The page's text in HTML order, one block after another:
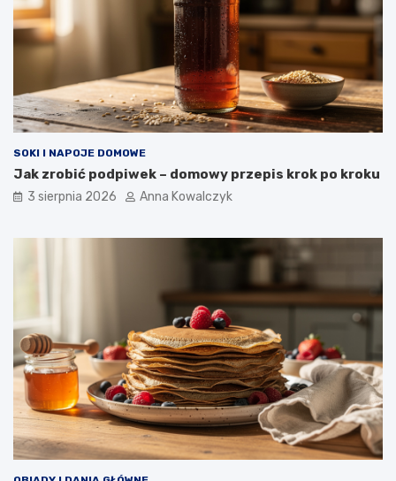
SOKI I NAPOJE DOMOWE
Jak zrobić podpiwek – domowy przepis krok po kroku
3 sierpnia 2026 Anna Kowalczyk